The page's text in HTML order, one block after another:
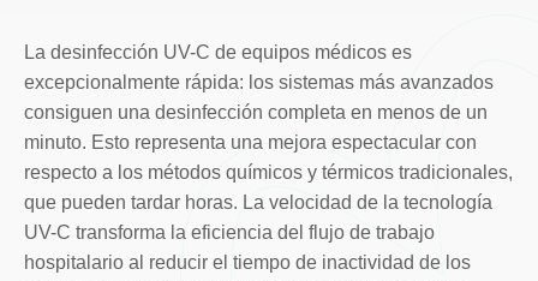
La desinfección UV-C de equipos médicos es
excepcionalmente rápida: los sistemas más avanzados
consiguen una desinfección completa en menos de un
minuto. Esto representa una mejora espectacular con
respecto a los métodos químicos y térmicos tradicionales,
que pueden tardar horas. La velocidad de la tecnología
UV-C transforma la eficiencia del flujo de trabajo
hospitalario al reducir el tiempo de inactividad de los